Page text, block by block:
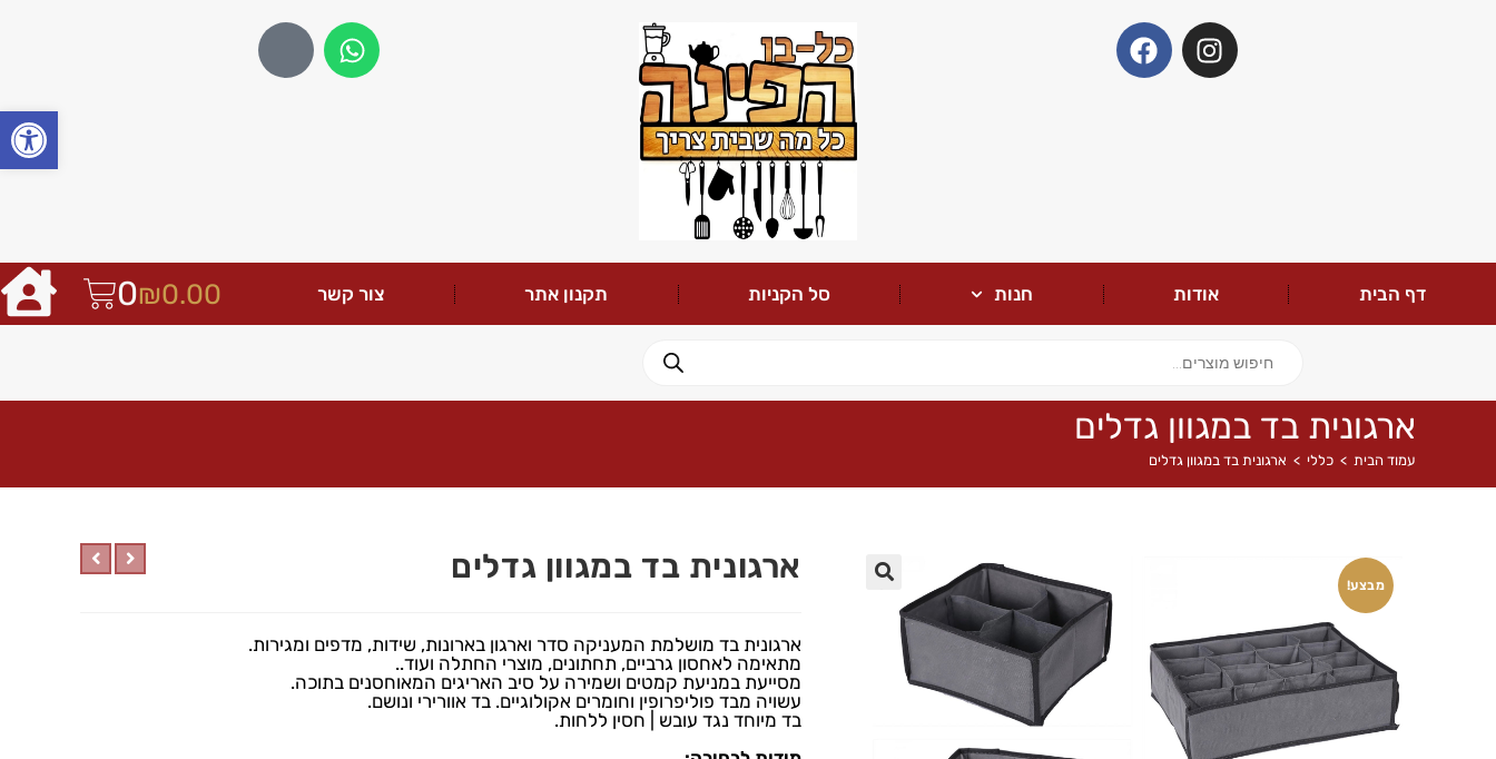
דף הבית אודות חנות סל הקניות תקנון אתר צור קשר ₪0.00
0
ארגונית בד במגוון גדלים
עמוד הבית > כללי > ארגונית בד במגוון גדלים
מבצע! ארגונית בד במגוון גדלים
ארגונית בד מושלמת המעניקה סדר וארגון בארונות, שידות, מדפים ומגירות.
מתאימה לאחסון גרביים, תחתונים, מוצרי החתלה ועוד..
מסייעת במניעת קמטים ושמירה על סיב האריגים המאוחסנים בתוכה.
עשויה מבד פוליפרופין וחומרים אקולוגיים. בד אוורירי ונושם.
בד מיוחד נגד עובש | חסין ללחות.